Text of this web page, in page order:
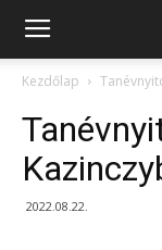
Kazincbarcikai
Pollack
Mihály
Kezdőlap
2022.08.22.